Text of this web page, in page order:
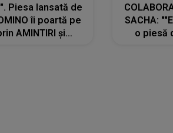
Piesa lansată de
îi poartă pe
AMINTIRI și
SACHA:
o piesă